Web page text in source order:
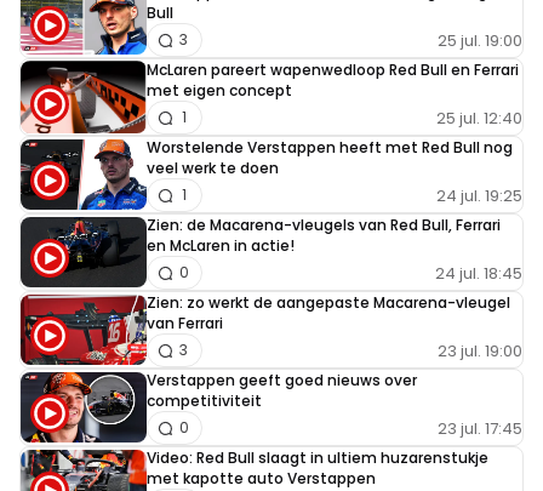
Bull
25 jul. 19:00
3
McLaren pareert wapenwedloop Red Bull en Ferrari
met eigen concept
25 jul. 12:40
1
Worstelende Verstappen heeft met Red Bull nog
veel werk te doen
24 jul. 19:25
1
Zien: de Macarena-vleugels van Red Bull, Ferrari
en McLaren in actie!
24 jul. 18:45
0
Zien: zo werkt de aangepaste Macarena-vleugel
van Ferrari
23 jul. 19:00
3
Verstappen geeft goed nieuws over
competitiviteit
23 jul. 17:45
0
Video: Red Bull slaagt in ultiem huzarenstukje
met kapotte auto Verstappen